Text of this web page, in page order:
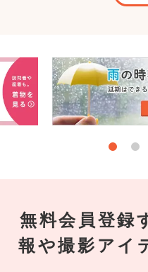
無料会員登録
報や撮影アイ